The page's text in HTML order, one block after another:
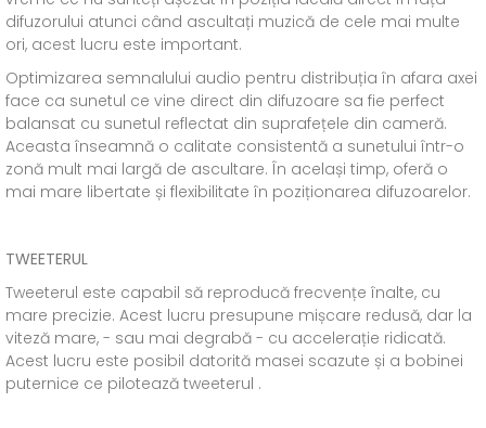
difuzorului atunci când ascultați muzică de cele mai multe
ori, acest lucru este important.
Optimizarea semnalului audio pentru distribuția în afara axei
face ca sunetul ce vine direct din difuzoare sa fie perfect
balansat cu sunetul reflectat din suprafețele din cameră.
Aceasta înseamnă o calitate consistentă a sunetului într-o
zonă mult mai largă de ascultare. În același timp, oferă o
mai mare libertate și flexibilitate în poziționarea difuzoarelor.
TWEETERUL
Tweeterul este capabil să reproducă frecvențe înalte, cu
mare precizie. Acest lucru presupune mișcare redusă, dar la
viteză mare, - sau mai degrabă - cu accelerație ridicată.
Acest lucru este posibil datorită masei scazute și a bobinei
puternice ce pilotează tweeterul .